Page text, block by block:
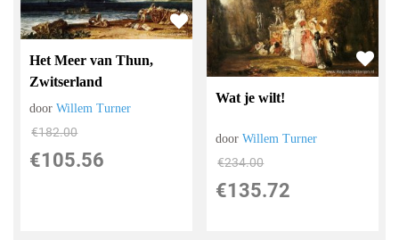
Het Meer van Thun,
Zwitserland
doorWillem Turner
€182.00
€105.56
Wat je wilt!
doorWillem Turner
€234.00
€135.72